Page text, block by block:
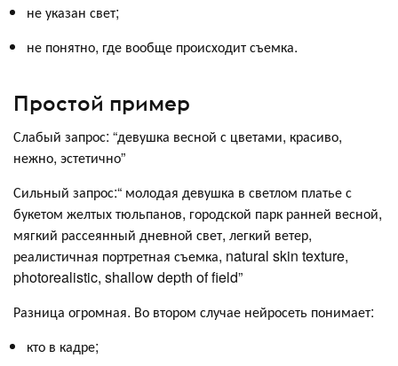
не указан свет;
не понятно, где вообще происходит съемка.
Простой пример
Слабый запрос: “девушка весной с цветами, красиво,
нежно, эстетично”
Сильный запрос:“ молодая девушка в светлом платье с
букетом желтых тюльпанов, городской парк ранней весной,
мягкий рассеянный дневной свет, легкий ветер,
реалистичная портретная съемка, natural skin texture,
photorealistic, shallow depth of field”
Разница огромная. Во втором случае нейросеть понимает:
кто в кадре;